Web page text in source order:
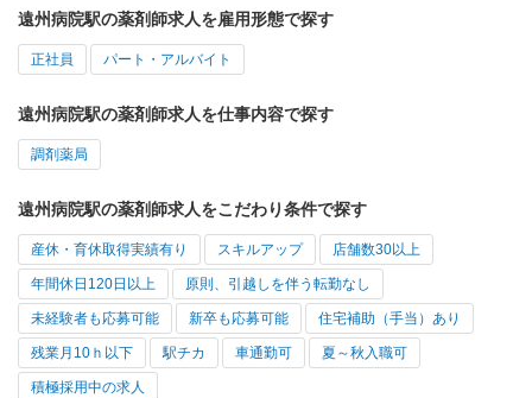
遠州病院駅の薬剤師求人を雇用形態で探す
正社員 パート・アルバイト
遠州病院駅の薬剤師求人を仕事内容で探す
調剤薬局
遠州病院駅の薬剤師求人をこだわり条件で探す
産休・育休取得実績有り スキルアップ 店舗数30以上
年間休日120日以上 原則、引越しを伴う転勤なし
未経験者も応募可能 新卒も応募可能 住宅補助（手当）あり
残業月10ｈ以下 駅チカ 車通勤可 夏～秋入職可
積極採用中の求人